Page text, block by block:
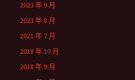
2023 年 9 月
2023 年 8 月
2021 年 7 月
2018 年 10 月
2018 年 9 月